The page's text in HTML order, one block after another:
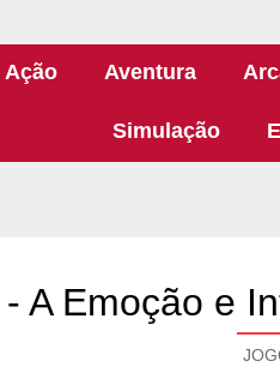
Aventura
Simulação
A Emoção e